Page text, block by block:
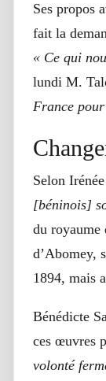
Ses propos
fait la
« Ce qui
lundi M.
France pour
Selon
[béninois]
du royaume
d’Abomey,
1894, mais
Bénédicte
ces œuvres
volonté